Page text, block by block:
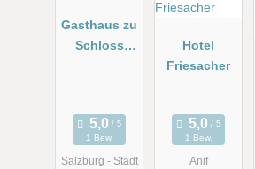
Gasthaus zu
Schloss
1 Bew.
Salzburg - Stadt
Hotel
Friesacher
1 Bew.
Anif